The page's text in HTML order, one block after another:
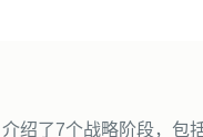
绍了7个战略阶段，包